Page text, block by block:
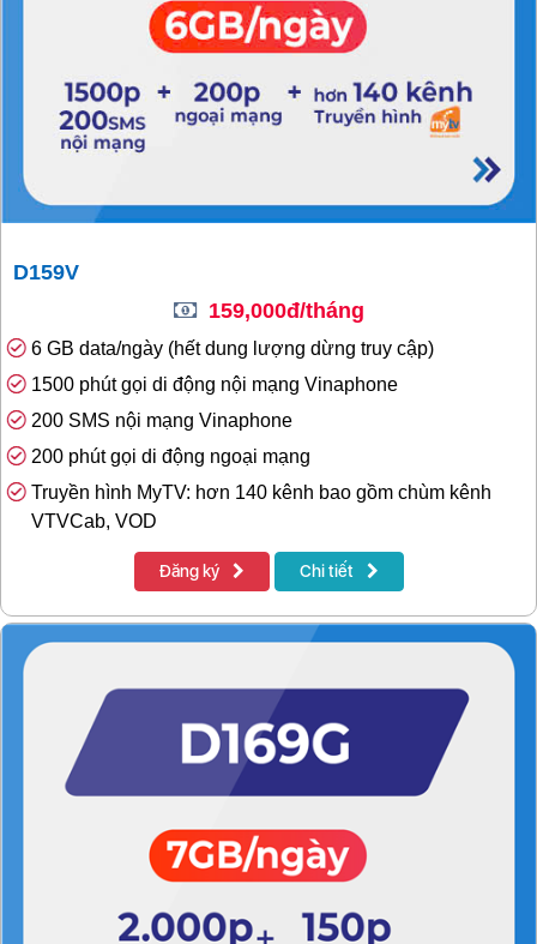
D159V
159,000đ/tháng
6 GB data/ngày (hết dung lượng dừng truy cập)
1500 phút gọi di động nội mạng Vinaphone
200 SMS nội mạng Vinaphone
200 phút gọi di động ngoại mạng
Truyền hình MyTV: hơn 140 kênh bao gồm chùm kênh
VTVCab, VOD
Đăng ký Chi tiết